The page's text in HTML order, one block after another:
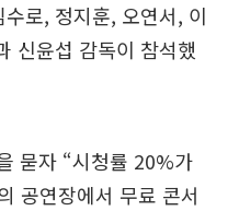
로, 정지훈, 오연서, 이
신윤섭 감독이 참석했
묻자 “시청률 20%가
공연장에서 무료 콘서